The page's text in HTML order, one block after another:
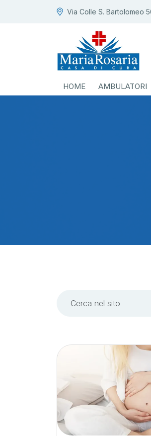
Via Colle S. Bartolomeo
HOME AMBULATORI